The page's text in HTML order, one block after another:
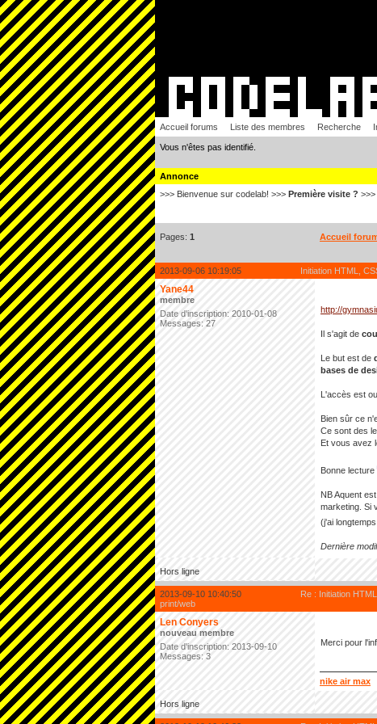
Accueil forums Liste des membres Recherche
Vous n'êtes pas identifié.
Annonce
>>> Bienvenue sur codelab! >>> Première visite ? >>>
Pages: 1 Accueil
2013-09-06 10:19:05 Initiation HTML,
Yane44
membre
Date d'inscription: 2010-01-08
Messages: 27
http://
Il s'agit de
Le but est de
bases de
L'accès est
Bien sûr ce
Ce sont des
Et vous avez
Bonne lecture
NB Aquent
marketing. Si
(j'ai
Dernière
Hors ligne
2013-09-10 10:40:50
Re : Initiation
print/web
Len Conyers
nouveau membre
Date d'inscription: 2013-09-10
Messages: 3
Merci pour
nike air max
Hors ligne